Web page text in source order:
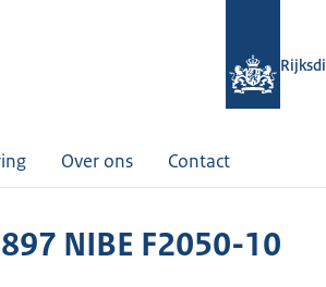
Over ons Contact
NIBE F2050-10